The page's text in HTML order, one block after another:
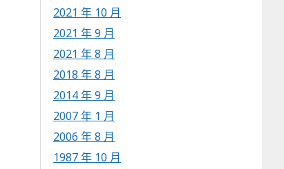
2021 年 10 月
2021 年 9 月
2021 年 8 月
2018 年 8 月
2014 年 9 月
2007 年 1 月
2006 年 8 月
1987 年 10 月